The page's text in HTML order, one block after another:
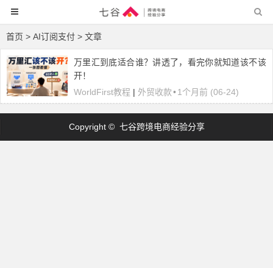
首页 > AI订阅支付 > 文章
万里汇到底适合谁？讲透了，看完你就知道该不该
开！
WorldFirst教程 | 外贸收款•1个月前 (06-24)
Copyright © 七谷跨境电商经验分享